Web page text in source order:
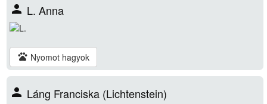
person L. Anna
pets Nyomot hagyok
person Láng Franciska (Lichtenstein)